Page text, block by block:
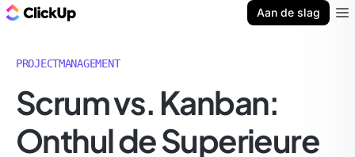
Aan de slag
PROJECTMANAGEMENT
Scrum vs. Kanban:
Onthul de Superieure